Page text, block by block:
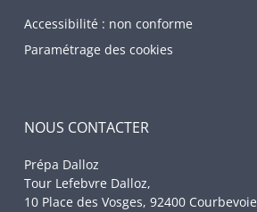
Accessibilité : non conforme
Paramétrage des cookies
NOUS CONTACTER
Prépa Dalloz
Tour Lefebvre Dalloz,
10 Place des Vosges, 92400 Courbevoie